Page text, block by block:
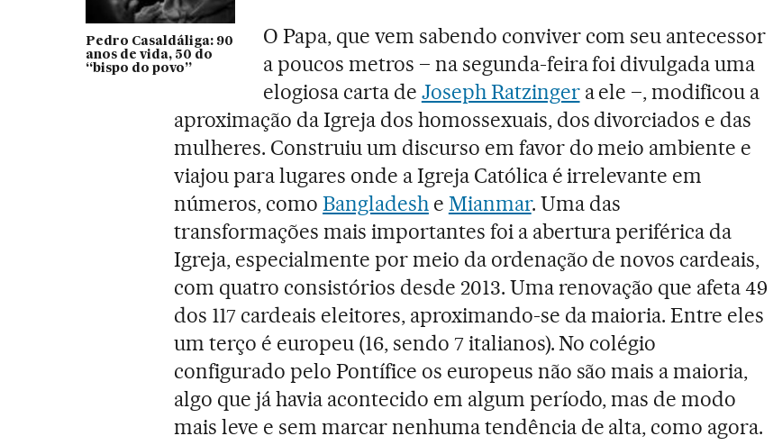
Pedro Casaldáliga: 90
anos de vida, 50 do
“bispo do povo”
O Papa, que vem sabendo conviver com seu antecessor
a poucos metros – na segunda-feira foi divulgada uma
elogiosa carta de Joseph Ratzingera ele –, modificou a
aproximação da Igreja dos homossexuais, dos divorciados e das
mulheres. Construiu um discurso em favor do meio ambiente e
viajou para lugares onde a Igreja Católica é irrelevante em
números, comoBangladeshe Mianmar. Uma das
transformações mais importantes foi a abertura periférica da
Igreja, especialmente por meio da ordenação de novos cardeais,
com quatro consistórios desde 2013. Uma renovação que afeta 49
dos 117 cardeais eleitores, aproximando-se da maioria. Entre eles
um terço é europeu (16, sendo 7 italianos). No colégio
configurado pelo Pontífice os europeus não são mais a maioria,
algo que já havia acontecido em algum período, mas de modo
mais leve e sem marcar nenhuma tendência de alta, como agora.